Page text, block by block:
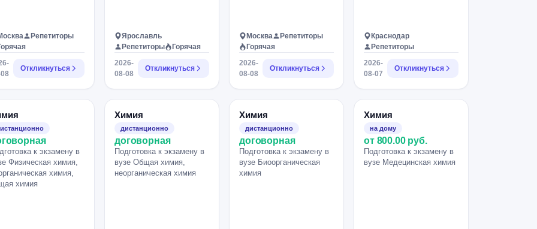
Репетиторы
Откликнуться
Ярославль
Репетиторы
Горячая
2026-
08-08
Откликнуться
Москва
Репетиторы
Горячая
2026-
08-08
Откликнуться
Краснодар
Репетиторы
2026-
08-07
Откликнуться
к экзамену в
Физическая химия,
химия,
химия
Химия
дистанционно
договорная
Подготовка к экзамену в
вузе Общая химия,
неорганическая химия
Химия
дистанционно
договорная
Подготовка к экзамену в
вузе Биоорганическая
химия
Химия
на дому
от 800.00 руб.
Подготовка к экзамену в
вузе Медецинская химия